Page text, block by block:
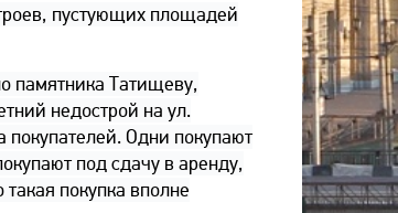
пустующих площадей
памятника Татищеву,
недострой на ул.
Одни покупают
под сдачу в аренду,
покупка вполне